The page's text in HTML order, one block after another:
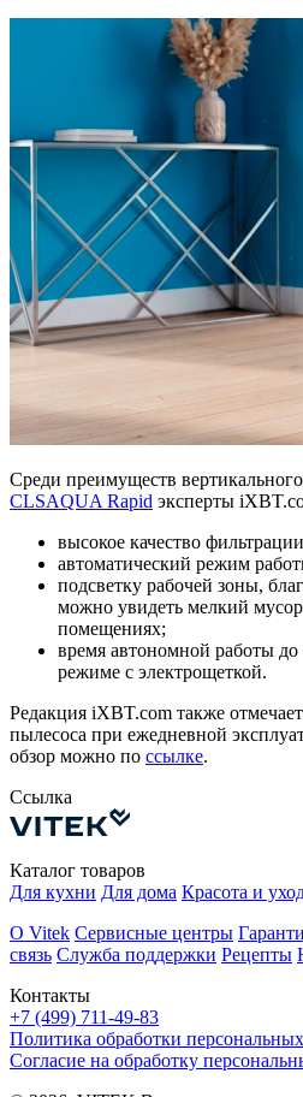
Среди преимуществ
CLSAQUA Rapid эксперты
высокое качество
автоматический режим
подсветку рабочей зоны,
можно увидеть мелкий
помещениях;
время автономной работы
режиме с электрощеткой.
Редакция iXBT.com также
пылесоса при ежедневной
обзор можно по ссылке.
Ссылка
Контакты
+7 (499) 711-49-83
Каталог товаров
Для кухни Для дома Красота и
О Vitek Сервисные центры
связь Служба поддержки Рецепты
Политика обработки
Согласие на обработку